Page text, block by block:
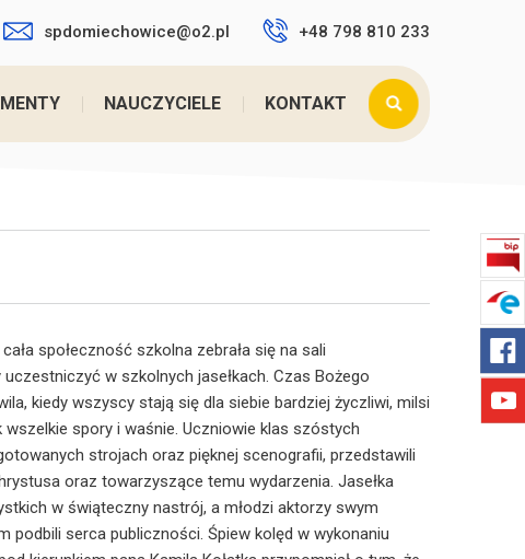
spdomiechowice@o2.pl +48 798 810 233
NAUCZYCIELE KONTAKT
Jesteś tutaj: Home > JASEŁKA ...
społeczność szkolna zebrała się na sali
w szkolnych jasełkach. Czas Bożego
kiedy wszyscy stają się dla siebie bardziej życzliwi, milsi
wszelkie spory i waśnie. Uczniowie klas szóstych
strojach oraz pięknej scenografii, przedstawili
oraz towarzyszące temu wydarzenia. Jasełka
w świąteczny nastrój, a młodzi aktorzy swym
podbili serca publiczności. Śpiew kolęd w wykonaniu